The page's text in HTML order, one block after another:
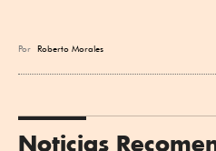
Por Roberto Morales
Noticias